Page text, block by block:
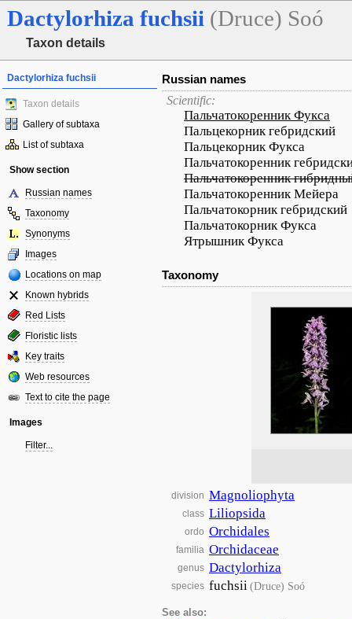
Dactylorhiza fuchsii (Druce) Soó
Taxon details
Dactylorhiza fuchsii
Taxon details
Gallery of subtaxa
List of subtaxa
Show section
Russian names
Taxonomy
Synonyms
Images
Locations on map
Known hybrids
Red Lists
Floristic lists
Key traits
Web resources
Text to cite the page
Images
Filter...
Russian names
Scientific:
Пальчатокоренник Фукса
Пальцекорник гебридский
Пальцекорник Фукса
Пальчатокоренник
Пальчатокоренник
Пальчатокоренник Мейера
Пальчатокорник гебридский
Пальчатокорник Фукса
Ятрышник Фукса
Taxonomy
division Magnoliophyta
class Liliopsida
ordo Orchidales
familia Orchidaceae
genus Dactylorhiza
species fuchsii(Druce) Soó
See also: